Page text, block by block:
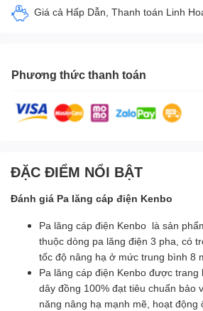
Giá cả Hấp Dẫn, Thanh toán Linh
Phương thức thanh toán
ĐẶC ĐIỂM NỔI BẬT
Đánh giá Pa lăng cáp điện Kenbo
Pa lăng cáp điện Kenbo là sản
thuộc dòng pa lăng điện 3 pha, có
tốc độ nâng hạ ở mức trung bình 8
Pa lăng cáp điện Kenbo được trang
dây đồng 100% đạt tiêu chuẩn bảo
năng nâng hạ mạnh mẽ, hoạt động